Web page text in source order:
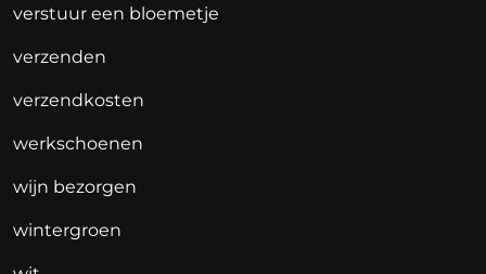
verstuur een bloemetje
verzenden
verzendkosten
werkschoenen
wijn bezorgen
wintergroen